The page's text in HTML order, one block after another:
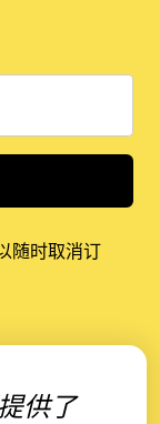
随时取消订
供了